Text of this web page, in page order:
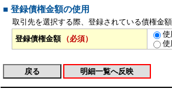
■ 登録債権金額の使用
取引先を選択する際、登録されている債権金
登録債権金額
（必須）
使
使